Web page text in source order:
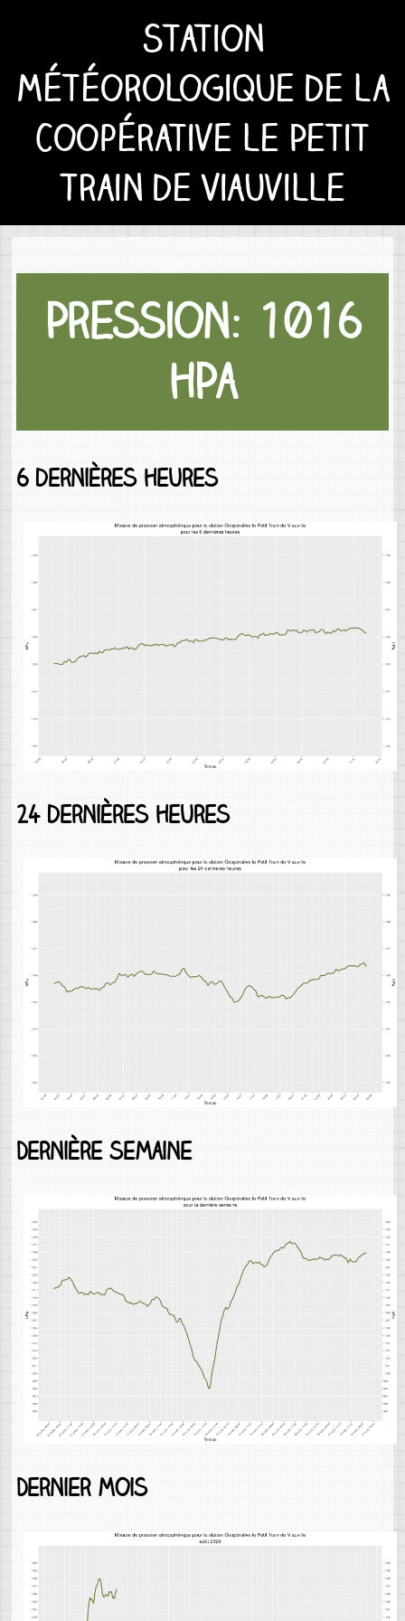
Station
météorologique de la
Coopérative le Petit
Train de Viauville
Pression: 1016
hPa
6 dernières heures
24 dernières heures
Dernière semaine
Dernier mois